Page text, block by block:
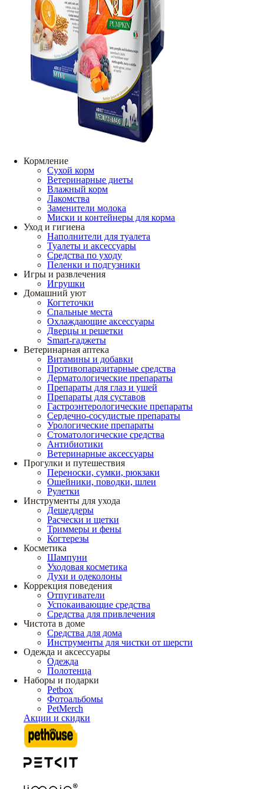
Кормление
Сухой корм
Ветеринарные диеты
Влажный корм
Лакомства
Заменители молока
Миски и контейнеры для корма
Уход и гигиена
Наполнители для туалета
Туалеты и аксессуары
Средства по уходу
Пеленки и подгузники
Игры и развлечения
Игрушки
Домашний уют
Когтеточки
Спальные места
Охлаждающие аксессуары
Дверцы и решетки
Smart-гаджеты
Ветеринарная аптека
Витамины и добавки
Противопаразитарные средства
Дерматологические препараты
Препараты для глаз и ушей
Препараты для суставов
Гастроэнтерологические препараты
Сердечно-сосудистые препараты
Урологические препараты
Стоматологические средства
Антибиотики
Ветеринарные аксессуары
Прогулки и путешествия
Переноски, сумки, рюкзаки
Ошейники, поводки, шлеи
Рулетки
Инструменты для ухода
Дешеддеры
Расчески и щетки
Триммеры и фены
Когтерезы
Косметика
Шампуни
Уходовая косметика
Духи и одеколоны
Коррекция поведения
Отпугиватели
Успокаивающие средства
Средства для привлечения
Чистота в доме
Средства для дома
Инструменты для чистки от шерсти
Одежда и аксессуары
Одежда
Полотенца
Наборы и подарки
Petbox
Фотоальбомы
PetMerch
Акции и скидки